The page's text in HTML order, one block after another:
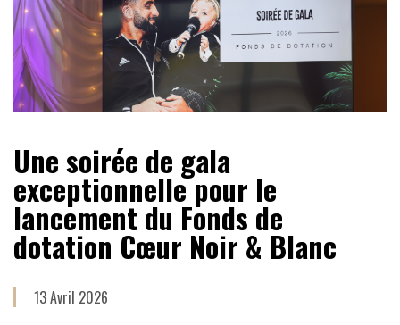
Une soirée de gala
exceptionnelle pour le
lancement du Fonds de
dotation Cœur Noir & Blanc
13 Avril 2026